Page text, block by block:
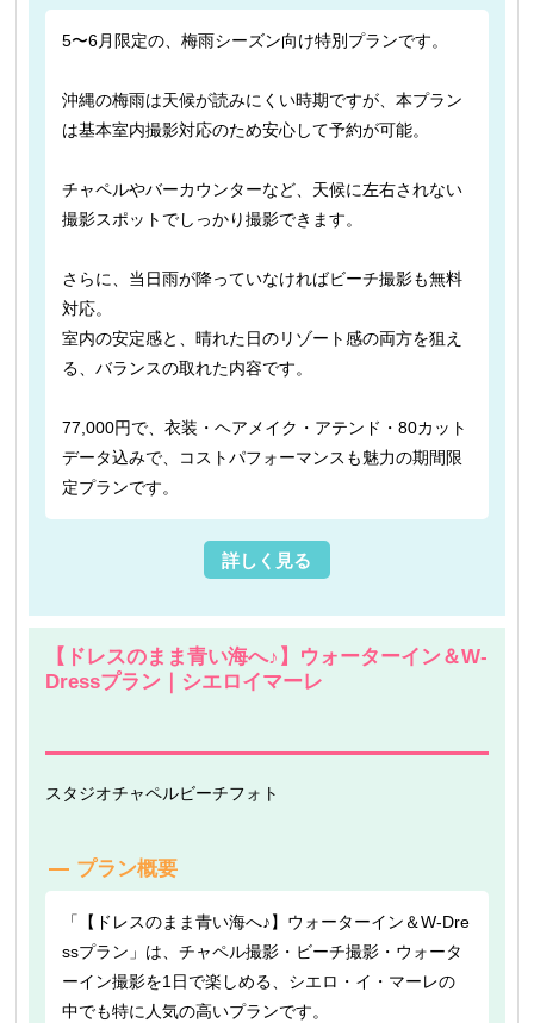
5〜6月限定の、梅雨シーズン向け特別プランです。
沖縄の梅雨は天候が読みにくい時期ですが、本プラン
は基本室内撮影対応のため安心して予約が可能。
チャペルやバーカウンターなど、天候に左右されない
撮影スポットでしっかり撮影できます。
さらに、当日雨が降っていなければビーチ撮影も無料
対応。
室内の安定感と、晴れた日のリゾート感の両方を狙え
る、バランスの取れた内容です。
77,000円で、衣装・ヘアメイク・アテンド・80カット
データ込みで、コストパフォーマンスも魅力の期間限
定プランです。
詳しく見る
【ドレスのまま青い海へ♪】ウォーターイン＆W-
Dressプラン｜シエロイマーレ
スタジオチャペルビーチフォト
プラン概要
「【ドレスのまま青い海へ♪】ウォーターイン＆W-Dre
ssプラン」は、チャペル撮影・ビーチ撮影・ウォータ
ーイン撮影を1日で楽しめる、シエロ・イ・マーレの
中でも特に人気の高いプランです。